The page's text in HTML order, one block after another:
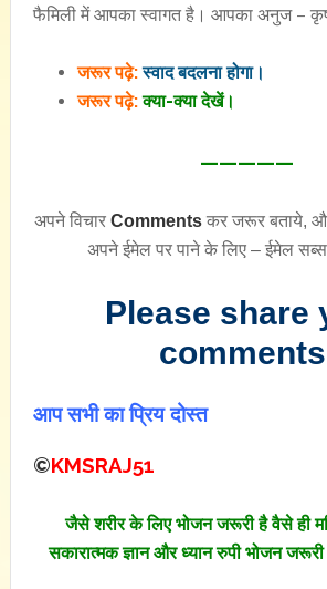
फैमिली में आपका स्वागत है। आपका अनुज –
जरूर पढ़े: स्वाद बदलना होगा।
जरूर पढ़े: क्या-क्या देखें।
—————
अपने विचारComments कर जरूर बताये,
अपने ईमेल पर पाने के लिए – ईमेल
Please share
आप सभी का प्रिय दोस्त
©KMSRAJ51
जैसे शरीर के लिए भोजन जरूरी है वैसे ही
सकारात्मक ज्ञान और ध्यान रुपी भोजन